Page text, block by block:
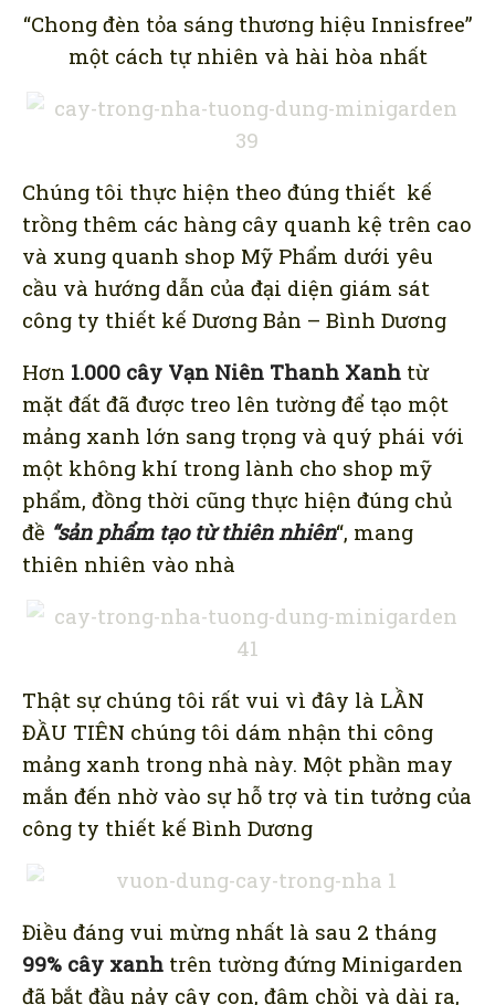
“Chong đèn tỏa sáng thương hiệu Innisfree”
một cách tự nhiên và hài hòa nhất
Chúng tôi thực hiện theo đúng thiết kế
trồng thêm các hàng cây quanh kệ trên cao
và xung quanh shop Mỹ Phẩm dưới yêu
cầu và hướng dẫn của đại diện giám sát
công ty thiết kế Dương Bản – Bình Dương
Hơn 1.000 cây Vạn Niên Thanh Xanh từ
mặt đất đã được treo lên tường để tạo một
mảng xanh lớn sang trọng và quý phái với
một không khí trong lành cho shop mỹ
phẩm, đồng thời cũng thực hiện đúng chủ
đề “sản phẩm tạo từ thiên nhiên“, mang
thiên nhiên vào nhà
Thật sự chúng tôi rất vui vì đây là LẦN
ĐẦU TIÊN chúng tôi dám nhận thi công
mảng xanh trong nhà này. Một phần may
mắn đến nhờ vào sự hỗ trợ và tin tưởng của
công ty thiết kế Bình Dương
Điều đáng vui mừng nhất là sau 2 tháng
99% cây xanh trên tường đứng Minigarden
đã bắt đầu nảy cây con, đâm chồi và dài ra,